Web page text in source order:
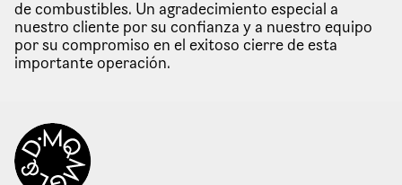
de combustibles. Un agradecimiento especial a
nuestro cliente por su confianza y a nuestro equipo
por su compromiso en el exitoso cierre de esta
importante operación.